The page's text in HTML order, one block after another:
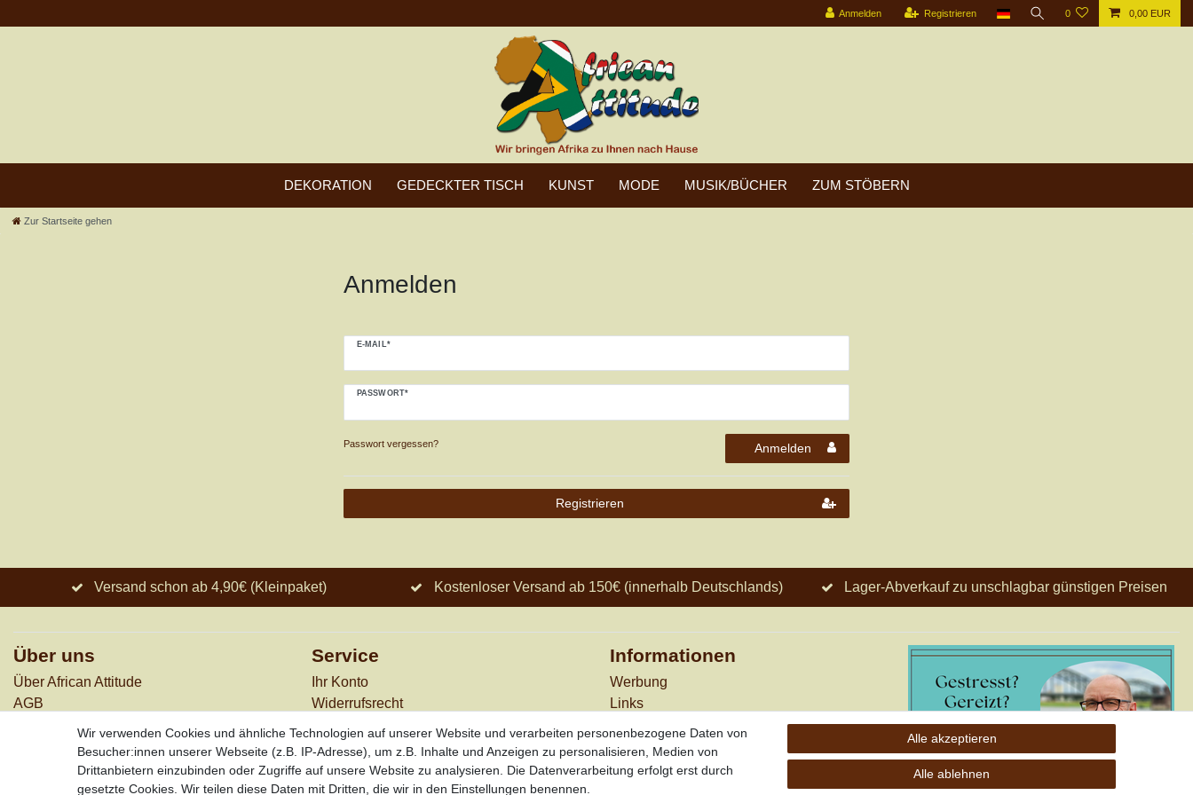
Anmelden Registrieren 0 0,00 EUR
DEKORATION GEDECKTER TISCH KUNST MODE MUSIK/BÜCHER ZUM STÖBERN
Zur Startseite gehen
Anmelden
E-MAIL*
PASSWORT*
Passwort vergessen? Anmelden
Registrieren
Versand schon ab 4,90€ (Kleinpaket) Kostenloser Versand ab 150€ (innerhalb Deutschlands) Lager-Abverkauf zu unschlagbar günstigen Preisen
Über uns
Über African Attitude
AGB
Impressum
Service
Ihr Konto
Widerrufs­recht
Zahlungsarten
Informationen
Werbung
Links
Vertrag widerrufen
außer Sonderartikel + Porto; keine
Wir verwenden Cookies und ähnliche Technologien auf unserer Website und verarbeiten personenbezogene Daten von
Besucher:innen unserer Webseite (z.B. IP-Adresse), um z.B. Inhalte und Anzeigen zu personalisieren, Medien von
Drittanbietern einzubinden oder Zugriffe auf unsere Website zu analysieren. Die Datenverarbeitung erfolgt erst durch
gesetzte Cookies. Wir teilen diese Daten mit Dritten, die wir in den Einstellungen benennen.
Alle akzeptieren
Alle ablehnen